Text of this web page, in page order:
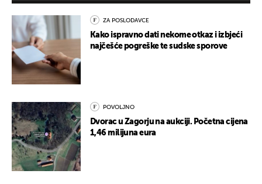
ZA POSLODAVCE
Kako ispravno dati nekome otkaz i izbjeći
najčešće pogreške te sudske sporove
POVOLJNO
Dvorac u Zagorju na aukciji. Početna cijena
1,46 milijuna eura